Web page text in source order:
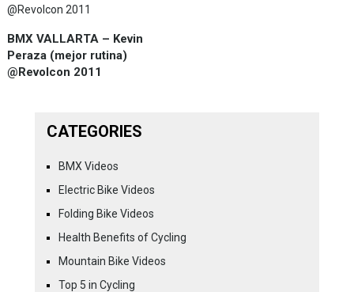
BMX VALLARTA – Kevin
Peraza (mejor rutina)
@Revolcon 2011
CATEGORIES
BMX Videos
Electric Bike Videos
Folding Bike Videos
Health Benefits of Cycling
Mountain Bike Videos
Top 5 in Cycling